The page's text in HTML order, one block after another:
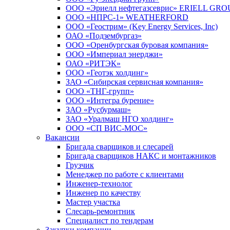
ООО «Эриелл нефтегазсеврис» ERIELL
ООО «НПРС-1» WEATHERFORD
ООО «Геострим» (Key Energy Services, Inc)
ОАО «Подзембургаз»
ООО «Оренбургская буровая компания»
ООО «Империал энерджи»
ОАО «РИТЭК»
ООО «Геотэк холдинг»
ЗАО «Сибирская сервисная компания»
ООО «ТНГ-групп»
ООО «Интегра бурение»
ЗАО «Русбурмаш»
ЗАО «Уралмаш НГО холдинг»
ООО «СП ВИС-МОС»
Вакансии
Бригада сварщиков и слесарей
Бригада сварщиков НАКС и монтажников
Грузчик
Менеджер по работе с клиентами
Инженер-технолог
Инженер по качеству
Мастер участка
Слесарь-ремонтник
Специалист по тендерам